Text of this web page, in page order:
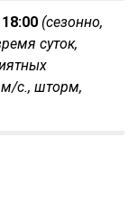
(сезонно,
суток,
м/с., шторм,